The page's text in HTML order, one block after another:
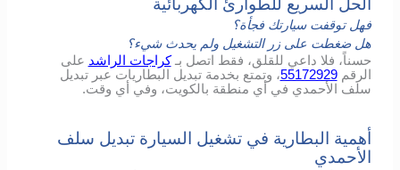
فهل توقفت سيارتك فجأة؟
هل ضغطت على زر التشغيل ولم يحدث شيء؟
حسناً، فلا داعي للقلق، فقط اتصل بـكراجات الراشد على
الرقم55172929، وتمتع بخدمة تبديل البطاريات عبر تبديل
سلف الأحمدي في أي منطقة بالكويت، وفي أي وقت.
أهمية البطارية في تشغيل السيارة تبديل سلف
الأحمدي